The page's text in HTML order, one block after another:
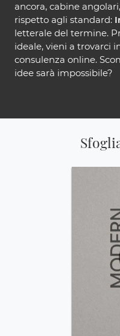
ancora, cabine
rispetto agli standard:
letterale del termine.
ideale, vieni a trovarci
consulenza online.
idee sarà impossibile?